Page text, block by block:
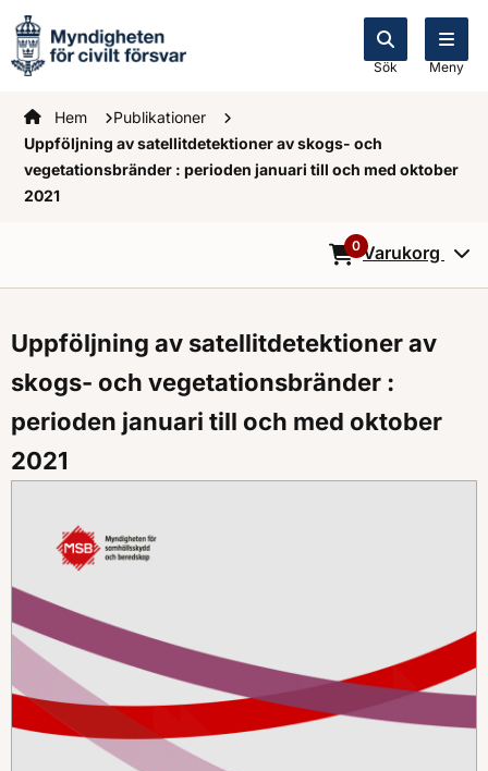
Sök Meny
Startsidan
Hem
Publikationer
Uppföljning av satellitdetektioner av skogs- och
vegetationsbränder : perioden januari till och med oktober
2021
0Varukorg
Uppföljning av satellitdetektioner av
skogs- och vegetationsbränder :
perioden januari till och med oktober
2021